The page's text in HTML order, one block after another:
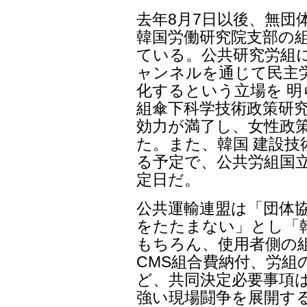
去年8月7日以後、無団
韓国労働研究院支部の
ている。公共研究労組
ャンネルを通じて民主
化するという立場を
組傘下科学技術政策研
効力が満了し、女性政
た。また、韓国 建設
る予定で、公共労組国
定日だ。
公共運輸連盟は「団体
をたたまない」とし「
もちろん、使用者側の
CMS組合費納付、労組
ど、共同決定必要事項
強い現場闘争を展開す